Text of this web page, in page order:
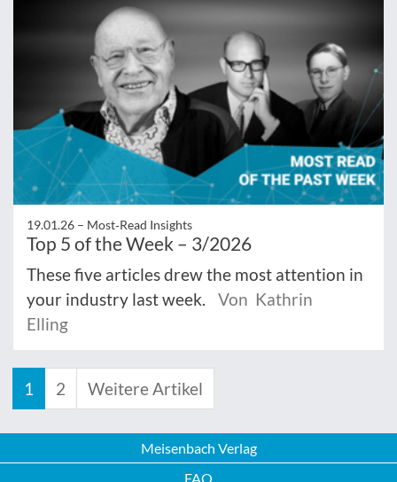
19.01.26 – Most‑Read Insights
Top 5 of the Week – 3/2026
These five articles drew the most attention in
your industry last week.
Von Kathrin
Elling
1 2 Weitere Artikel
Meisenbach Verlag
FAQ